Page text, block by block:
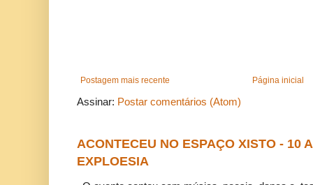
Postagem mais recente Página inicial
Assinar: Postar comentários (Atom)
ACONTECEU NO ESPAÇO XISTO - 10
EXPLOESIA